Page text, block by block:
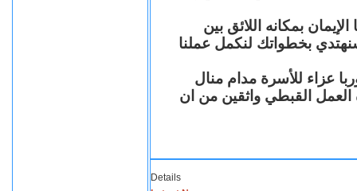
بمكانه اللائق بين
بخطواتك لنكمل عملنا
عزاء للأسرة مدام منال
العمل القبطي واثقين من ان
Details